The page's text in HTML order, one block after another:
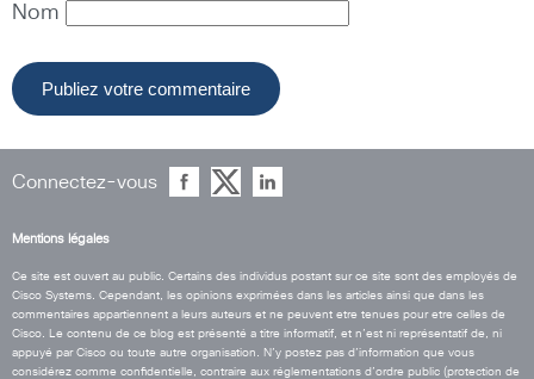
Nom
Connectez-vous
Mentions légales
Ce site est ouvert au public. Certains des individus postant sur ce site sont des employés de
Cisco Systems. Cependant, les opinions exprimées dans les articles ainsi que dans les
commentaires appartiennent a leurs auteurs et ne peuvent etre tenues pour etre celles de
Cisco. Le contenu de ce blog est présenté a titre informatif, et n’est ni représentatif de, ni
appuyé par Cisco ou toute autre organisation. N’y postez pas d’information que vous
considérez comme confidentielle, contraire aux réglementations d’ordre public (protection de